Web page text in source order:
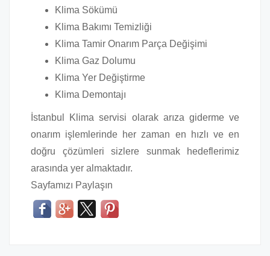
Klima Sökümü
Klima Bakımı Temizliği
Klima Tamir Onarım Parça Değişimi
Klima Gaz Dolumu
Klima Yer Değiştirme
Klima Demontajı
İstanbul Klima servisi olarak arıza giderme ve
onarım işlemlerinde her zaman en hızlı ve en
doğru çözümleri sizlere sunmak hedeflerimiz
arasında yer almaktadır.
Sayfamızı Paylaşın